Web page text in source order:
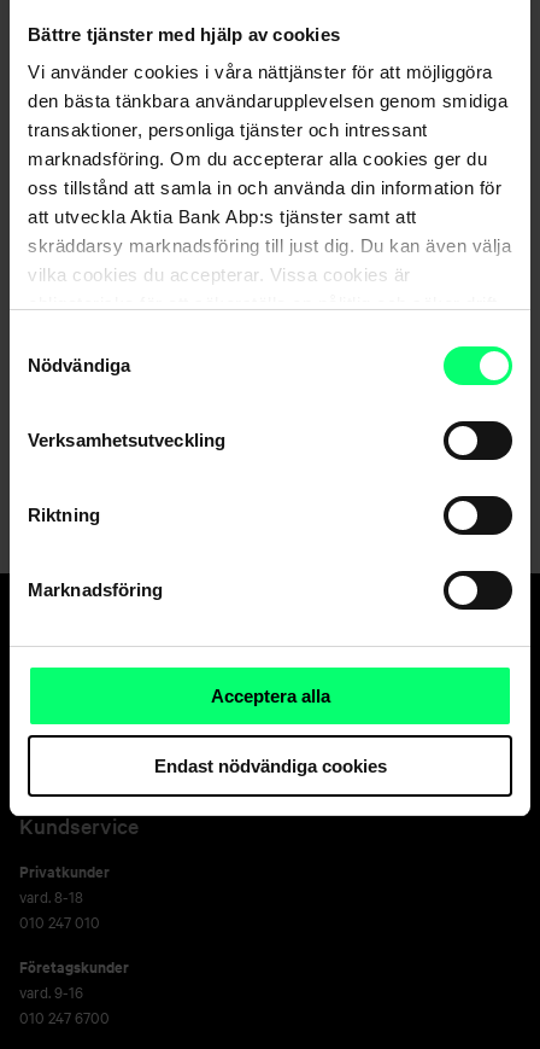
Bättre tjänster med hjälp av cookies
Vi använder cookies i våra nättjänster för att möjliggöra
den bästa tänkbara användarupplevelsen genom smidiga
transaktioner, personliga tjänster och intressant
marknadsföring. Om du accepterar alla cookies ger du
oss tillstånd att samla in och använda din information för
att utveckla Aktia Bank Abp:s tjänster samt att
skräddarsy marknadsföring till just dig. Du kan även välja
vilka cookies du accepterar. Vissa cookies är
Nödvändiga
Verksamhetsutveckling
Riktning
Marknadsföring
Acceptera alla
Endast nödvändiga cookies
Nyhetsarkiv
Den goda banken.
kapitalförvaltaren.
Kundservice
Privatkunder
vard. 8-18
010 247 010
Företagskunder
vard. 9-16
010 247 6700